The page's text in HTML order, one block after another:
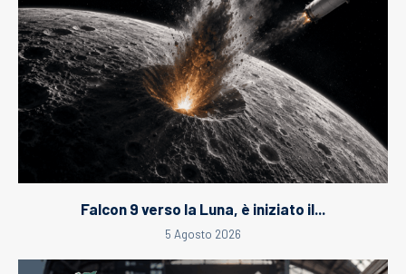
Falcon 9 verso la Luna, è iniziato il...
5 Agosto 2026